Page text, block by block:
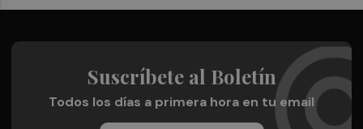
Suscríbete al Boletín
Todos los días a primera hora en tu email